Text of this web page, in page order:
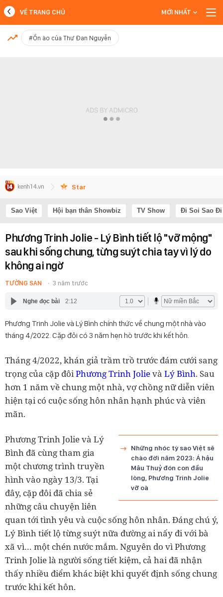
MỚI NHẤT
VỀ TRANG CHỦ MỚI NHẤT
#Ồn ào của Thư Đan Nguyễn
Star
Sao Việt Hội bạn thân Showbiz TV Show Đi Soi Sao Đi
Phương Trinh Jolie - Lý Bình tiết lộ "vỡ mộng"
sau khi sống chung, từng suýt chia tay vì lý do
không ai ngờ
TƯỜNG SAN 3 năm trước
Nghe đọc bài 2:12
Phương Trinh Jolie và Lý Bình chính thức về chung một nhà vào
tháng 4/2022. Cặp đôi có 3 năm hẹn hò trước khi kết hôn.
Tháng 4/2022, khán giả trầm trồ trước đám cưới sang
trọng của cặp đôiPhương Trinh Jolievà Lý Bình. Sau
hơn 1 năm về chung một nhà, vợ chồng nữ diễn viên
hiện tại có cuộc sống hôn nhân hạnh phúc và viên
mãn.
Những nhóc tỳ sao Việt sẽ
chào đời năm 2023: Á hậu
Mâu Thuỷ đón con đầu
lòng, Phương Trinh Jolie
vỡ oà
Phương Trinh Jolie và Lý
Bình đã cùng tham gia
một chương trình truyền
hình vào ngày 13/3. Tại
đây, cặp đôi đã chia sẻ
những câu chuyện liên
quan tới tình yêu và cuộc sống hôn nhân. Đáng chú ý,
Lý Bình tiết lộ từng suýt nữa đường ai nấy đi với bà
xã vì… một chén nước mắm. Nguyên do vì Phương
Trinh Jolie là người sống tiết kiệm, cả hai đã nhận
thấy nhiều điểm khác biệt khi quyết định sống chung
trước khi kết hôn.